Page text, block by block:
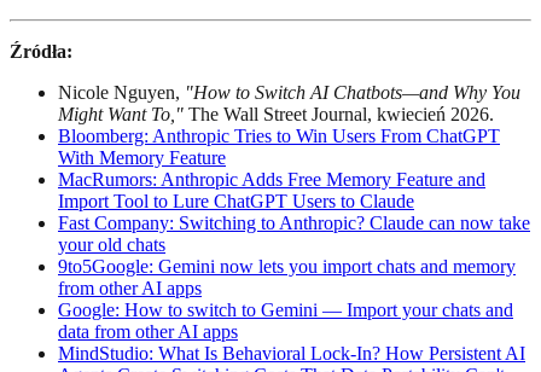
Źródła:
Nicole Nguyen, "How to Switch AI Chatbots—and Why You
Might Want To," The Wall Street Journal, kwiecień 2026.
Bloomberg: Anthropic Tries to Win Users From ChatGPT
With Memory Feature
MacRumors: Anthropic Adds Free Memory Feature and
Import Tool to Lure ChatGPT Users to Claude
Fast Company: Switching to Anthropic? Claude can now take
your old chats
9to5Google: Gemini now lets you import chats and memory
from other AI apps
Google: How to switch to Gemini — Import your chats and
data from other AI apps
MindStudio: What Is Behavioral Lock-In? How Persistent AI